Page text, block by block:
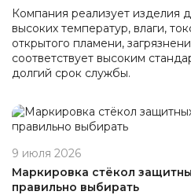
Компания реализует изделия
высоких температур, влаги,
открытого пламени,
соответствует высоким
долгий срок службы.
9 июля 2026
Маркировка стёкол
правильно выбирать